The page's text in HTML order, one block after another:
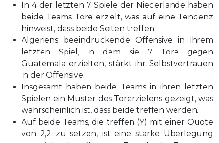
In 4 der letzten 7 Spiele der Niederlande haben
beide Teams Tore erzielt, was auf eine Tendenz
hinweist, dass beide Seiten treffen.
Algeriens beeindruckende Offensive in ihrem
letzten Spiel, in dem sie 7 Tore gegen
Guatemala erzielten, stärkt ihr Selbstvertrauen
in der Offensive.
Insgesamt haben beide Teams in ihren letzten
Spielen ein Muster des Torerzielens gezeigt, was
wahrscheinlich ist, dass beide treffen werden.
Auf beide Teams, die treffen (Y) mit einer Quote
von 2,2 zu setzen, ist eine starke Überlegung